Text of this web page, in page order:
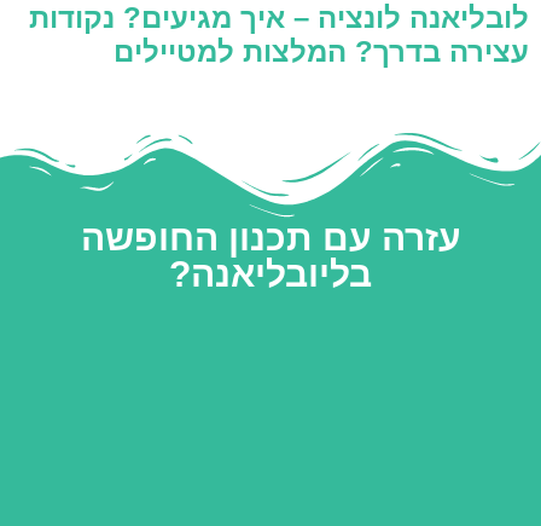
לובליאנה לונציה – איך מגיעים? נקודות
עצירה בדרך? המלצות למטיילים
עזרה עם תכנון החופשה
בליובליאנה?